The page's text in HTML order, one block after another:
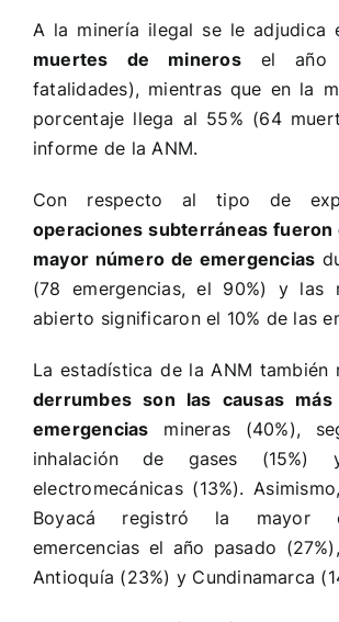
A la minería ilegal se le adjudica
muertes de minerosel año
fatalidades), mientras que en la
porcentaje llega al 55% (64
informe de la ANM.
Con respecto al tipo de
operaciones subterráneas fueron
mayor número de emergencias
(78 emergencias, el 90%) y las
abierto significaron el 10% de las
La estadística de la ANM también
derrumbes son las causas
emergencias mineras (40%),
inhalación de gases (15%)
electromecánicas (13%).
Boyacá registró la mayor
emercencias el año pasado
Antioquía (23%) y Cundinamarca